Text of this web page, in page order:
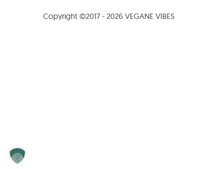
Copyright ©2017 - 2026 VEGANE VIBES